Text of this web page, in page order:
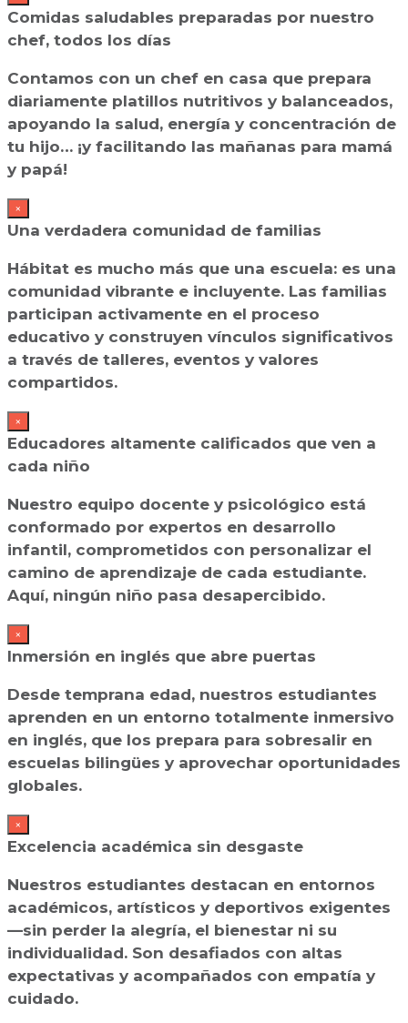
Comidas saludables preparadas por nuestro
chef, todos los días
Contamos con un chef en casa que prepara
diariamente platillos nutritivos y balanceados,
apoyando la salud, energía y concentración de
tu hijo… ¡y facilitando las mañanas para mamá
y papá!
×
Una verdadera comunidad de familias
Hábitat es mucho más que una escuela: es una
comunidad vibrante e incluyente. Las familias
participan activamente en el proceso
educativo y construyen vínculos significativos
a través de talleres, eventos y valores
compartidos.
×
Educadores altamente calificados que ven a
cada niño
Nuestro equipo docente y psicológico está
conformado por expertos en desarrollo
infantil, comprometidos con personalizar el
camino de aprendizaje de cada estudiante.
Aquí, ningún niño pasa desapercibido.
×
Inmersión en inglés que abre puertas
Desde temprana edad, nuestros estudiantes
aprenden en un entorno totalmente inmersivo
en inglés, que los prepara para sobresalir en
escuelas bilingües y aprovechar oportunidades
globales.
×
Excelencia académica sin desgaste
Nuestros estudiantes destacan en entornos
académicos, artísticos y deportivos exigentes
—sin perder la alegría, el bienestar ni su
individualidad. Son desafiados con altas
expectativas y acompañados con empatía y
cuidado.